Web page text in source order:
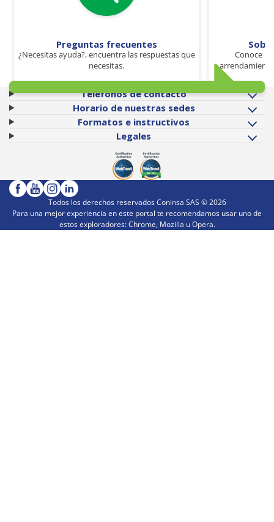
Preguntas frecuentes
¿Necesitas ayuda?, encuentra las respuestas que
necesitas.
Conoce
Teléfonos de contacto
Horario de nuestras sedes
Formatos e instructivos
Legales
Todos los derechos reservados Coninsa SAS ©2026
Para una mejor experiencia en este portal te recomendamos usar uno de
estos exploradores: Chrome, Mozilla u Opera.